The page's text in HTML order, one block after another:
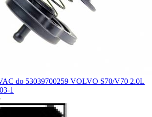
do 53039700259 VOLVO S70/V70 2.0L
1